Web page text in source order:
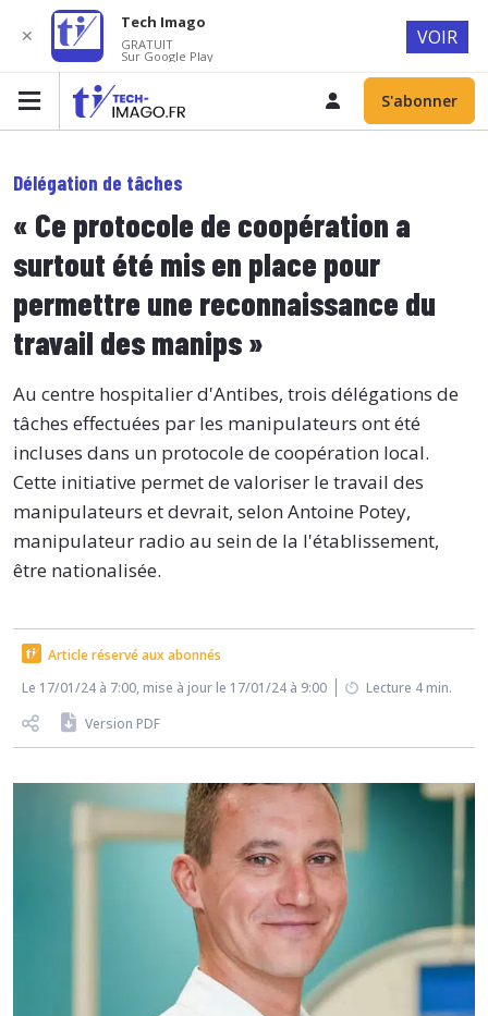
S'abonner
Délégation de tâches
« Ce protocole de coopération a
surtout été mis en place pour
permettre une reconnaissance du
travail des manips »
Au centre hospitalier d'Antibes, trois délégations de
tâches effectuées par les manipulateurs ont été
incluses dans un protocole de coopération local.
Cette initiative permet de valoriser le travail des
manipulateurs et devrait, selon Antoine Potey,
manipulateur radio au sein de la l'établissement,
être nationalisée.
Article réservé aux abonnés
Le 17/01/24 à 7:00, mise à jour le 17/01/24 à 9:00
Lecture 4 min.
Version PDF
✕
Tech Imago
GRATUIT
Sur Google Play
VOIR